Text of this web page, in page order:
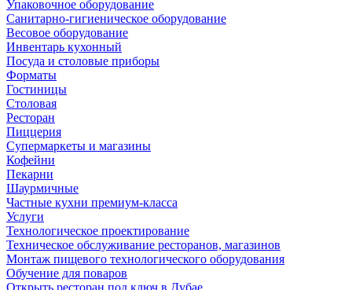
Упаковочное оборудование
Санитарно-гигиеническое оборудование
Весовое оборудование
Инвентарь кухонный
Посуда и столовые приборы
Форматы
Гостиницы
Столовая
Ресторан
Пиццерия
Супермаркеты и магазины
Кофейни
Пекарни
Шаурмичные
Частные кухни премиум-класса
Услуги
Технологическое проектирование
Техническое обслуживание ресторанов, магазинов
Монтаж пищевого технологического оборудования
Обучение для поваров
Открыть ресторан под ключ в Дубае